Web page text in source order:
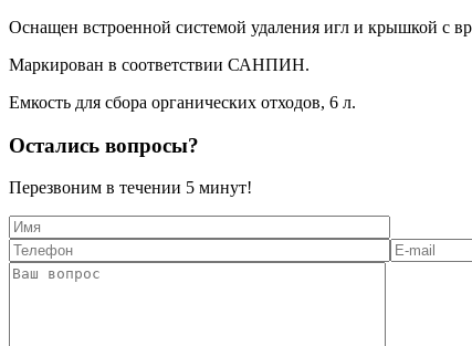
Оснащен встроенной системой удаления игл и крышкой с
Маркирован в соответствии САНПИН.
Емкость для сбора органических отходов, 6 л.
Остались вопросы?
Перезвоним в течении 5 минут!